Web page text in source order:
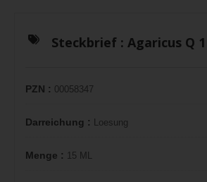
Steckbrief : Agaricus Q 1
PZN : 00058347
Darreichung : Loesung
Menge : 15 ML